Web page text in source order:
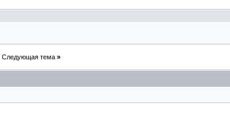
Следующая тема »